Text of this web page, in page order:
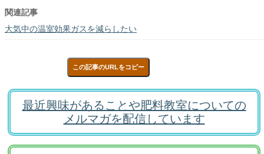
関連記事
大気中の温室効果ガスを減らしたい
この記事のURLをコピー
最近興味があることや肥料教室についての
メルマガを配信しています